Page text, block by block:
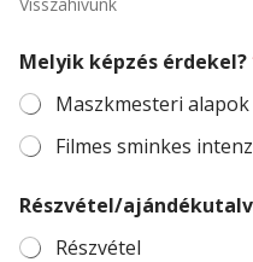
Melyik képzés érdekel?
Maszkmesteri
Filmes sminkes
Részvétel/
Részvétel